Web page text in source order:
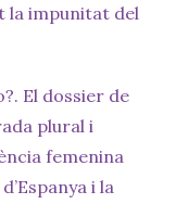
la impunitat del
El dossier de
plural i
femenina
i la